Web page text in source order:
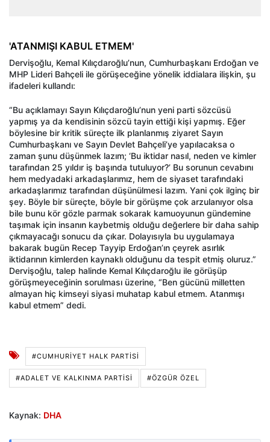
'ATANMIŞI KABUL ETMEM'
Dervişoğlu, Kemal Kılıçdaroğlu’nun, Cumhurbaşkanı Erdoğan ve
MHP Lideri Bahçeli ile görüşeceğine yönelik iddialara ilişkin, şu
ifadeleri kullandı:
“Bu açıklamayı Sayın Kılıçdaroğlu’nun yeni parti sözcüsü
yapmış ya da kendisinin sözcü tayin ettiği kişi yapmış. Eğer
böylesine bir kritik süreçte ilk planlanmış ziyaret Sayın
Cumhurbaşkanı ve Sayın Devlet Bahçeli’ye yapılacaksa o
zaman şunu düşünmek lazım; ‘Bu iktidar nasıl, neden ve kimler
tarafından 25 yıldır iş başında tutuluyor?’ Bu sorunun cevabını
hem medyadaki arkadaşlarımız, hem de siyaset tarafındaki
arkadaşlarımız tarafından düşünülmesi lazım. Yani çok ilginç bir
şey. Böyle bir süreçte, böyle bir görüşme çok arzulanıyor olsa
bile bunu kör gözle parmak sokarak kamuoyunun gündemine
taşımak için insanın kaybetmiş olduğu değerlere bir daha sahip
çıkmayacağı sonucu da çıkar. Dolayısıyla bu uygulamaya
bakarak bugün Recep Tayyip Erdoğan’ın çeyrek asırlık
iktidarının kimlerden kaynaklı olduğunu da tespit etmiş oluruz.”
Dervişoğlu, talep halinde Kemal Kılıçdaroğlu ile görüşüp
görüşmeyeceğinin sorulması üzerine, “Ben gücünü milletten
almayan hiç kimseyi siyasi muhatap kabul etmem. Atanmışı
kabul etmem” dedi.
#CUMHURİYET HALK PARTİSİ
#ADALET VE KALKINMA PARTISI #ÖZGÜR ÖZEL
Kaynak: DHA